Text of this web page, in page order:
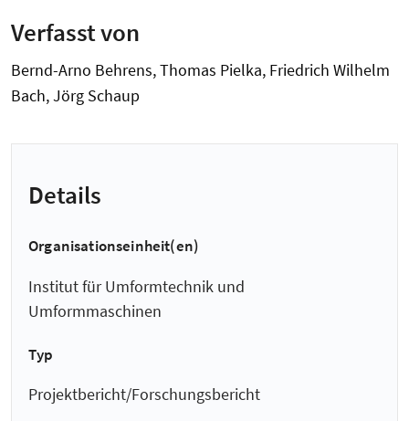
Verfasst von
Bernd-Arno Behrens, Thomas Pielka, Friedrich Wilhelm
Bach, Jörg Schaup
Details
Organisationseinheit(en)
Institut für Umformtechnik und
Umformmaschinen
Typ
Projektbericht/Forschungsbericht